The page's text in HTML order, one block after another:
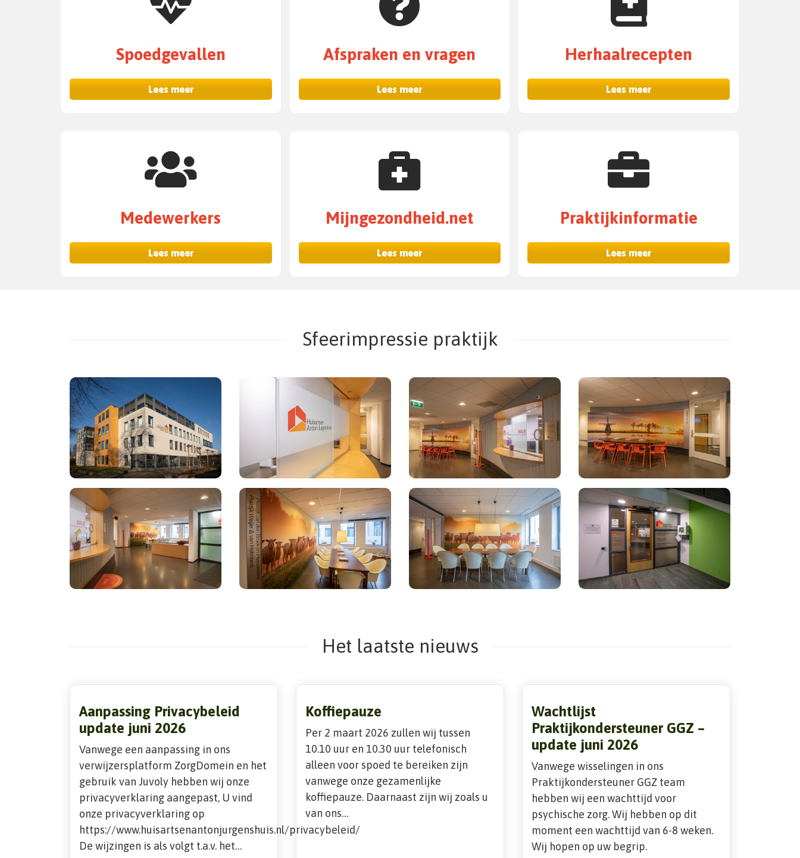
Spoedgevallen
Lees meer
Afspraken en vragen
Lees meer
Herhaalrecepten
Lees meer
Medewerkers
Lees meer
Mijngezondheid.net
Lees meer
Praktijkinformatie
Lees meer
Sfeerimpressie praktijk
Het laatste nieuws
Aanpassing Privacybeleid
update juni 2026
Vanwege een aanpassing in ons
verwijzersplatform ZorgDomein en het
gebruik van Juvoly hebben wij onze
privacyverklaring aangepast, U vind
onze privacyverklaring op
https://www.huisartsenantonjurgenshuis.nl/privacybeleid/
De wijzingen is als volgt t.a.v. het…
Koffiepauze
Per 2 maart 2026 zullen wij tussen
10.10 uur en 10.30 uur telefonisch
alleen voor spoed te bereiken zijn
vanwege onze gezamenlijke
koffiepauze. Daarnaast zijn wij zoals u
van ons…
Wachtlijst
Praktijkondersteuner GGZ –
update juni 2026
Vanwege wisselingen in ons
Praktijkondersteuner GGZ team
hebben wij een wachttijd voor
psychische zorg. Wij hebben op dit
moment een wachttijd van 6-8 weken.
Wij hopen op uw begrip.